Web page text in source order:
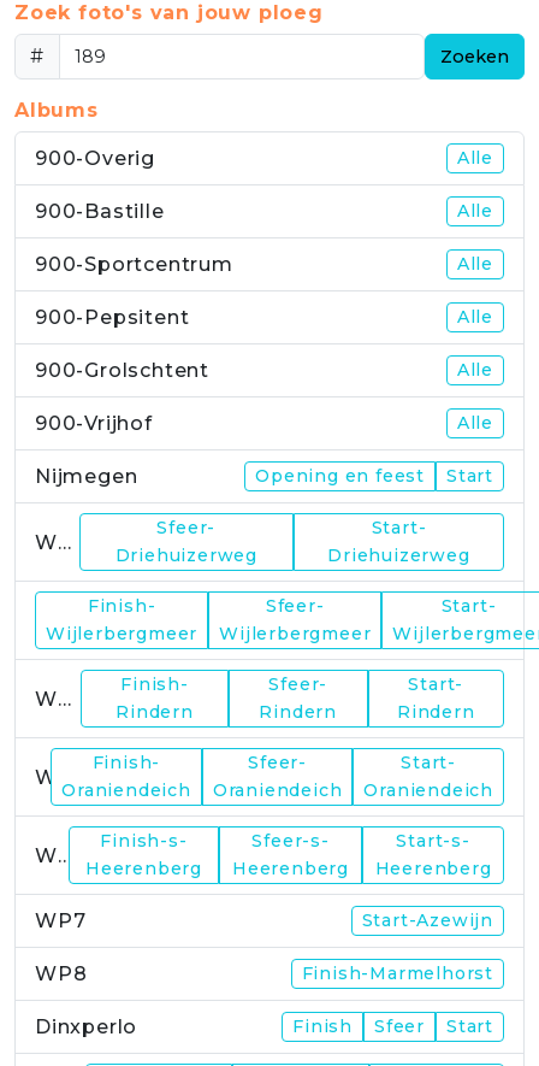
Zoek foto's van jouw ploeg
#
Zoeken
Albums
900-Overig Alle
900-Bastille Alle
900-Sportcentrum Alle
900-Pepsitent Alle
900-Grolschtent Alle
900-Vrijhof Alle
Nijmegen Opening en feest Start
WP1
Sfeer-
Driehuizerweg
Start-
Driehuizerweg
Finish-
Wijlerbergmeer
Sfeer-
Wijlerbergmeer
Start-
WP4
Finish-
Rindern
Sfeer-
Rindern
Start-
Rindern
Finish-
Oraniendeich
Sfeer-
Oraniendeich
Start-
Oraniendeich
WP6
Finish-s-
Heerenberg
Sfeer-s-
Heerenberg
Start-s-
Heerenberg
WP7 Start-Azewijn
WP8 Finish-Marmelhorst
Dinxperlo Finish Sfeer Start